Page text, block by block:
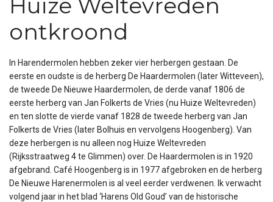
ontkroond
In Harendermolen hebben zeker vier herbergen gestaan. De
eerste en oudste is de herberg De Haardermolen (later Witteveen),
de tweede De Nieuwe Haardermolen, de derde vanaf 1806 de
eerste herberg van Jan Folkerts de Vries (nu Huize Weltevreden)
en ten slotte de vierde vanaf 1828 de tweede herberg van Jan
Folkerts de Vries (later Bolhuis en vervolgens Hoogenberg). Van
deze herbergen is nu alleen nog Huize Weltevreden
(Rijksstraatweg 4 te Glimmen) over. De Haardermolen is in 1920
afgebrand. Café Hoogenberg is in 1977 afgebroken en de herberg
De Nieuwe Harenermolen is al veel eerder verdwenen. Ik verwacht
volgend jaar in het blad ‘Harens Old Goud’ van de historische